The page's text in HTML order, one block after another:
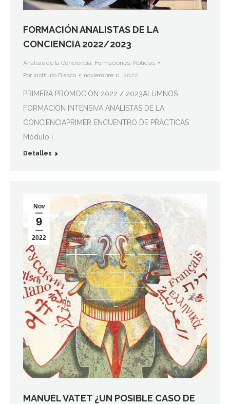
FORMACIÓN ANALISTAS DE LA
CONCIENCIA 2022/2023
Análisis de la Conciencia, Formaciones, Noticias
Por Instituto Blasco noviembre 11, 2022
PRIMERA PROMOCIÓN 2022 / 2023ALUMNOS
FORMACIÓN INTENSIVA ANALISTAS DE LA
CONCIENCIAPRIMER ENCUENTRO DE PRÁCTICAS
Módulo I
Detalles
Nov
9
2022
MANUEL VATET ¿UN POSIBLE CASO DE